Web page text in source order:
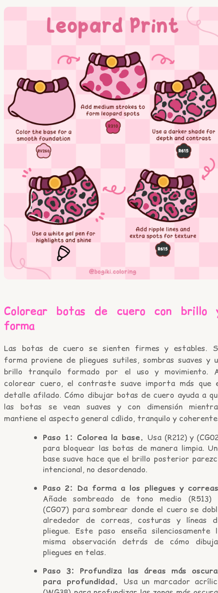
Colorear botas de cuero con brillo
forma
Las botas de cuero se sienten firmes y estables.
forma proviene de pliegues sutiles, sombras suaves y
brillo tranquilo formado por el uso y movimiento.
colorear cuero, el contraste suave importa más que
detalle afilado. Cómo dibujar botas de cuero ayuda a
las botas se vean suaves y con dimensión
mantiene el aspecto general cálido, tranquilo y
Paso 1: Colorea la base. Usa (R212) y
para bloquear las botas de manera limpia.
base suave hace que el brillo posterior
intencional, no desordenado.
Paso 2: Da forma a los pliegues y
Añade sombreado de tono medio (R513)
(CG07) para sombrear donde el cuero se
alrededor de correas, costuras y líneas
pliegue. Este paso enseña silenciosamente
misma observación detrás de cómo
pliegues en telas.
Paso 3: Profundiza las áreas más
para profundidad. Usa un marcador